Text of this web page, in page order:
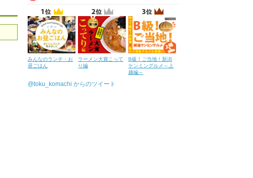
みんなのランチ・お
昼ごはん
ラーメン大賞こって
り編
B級！ご当地！新潟
ケンミングルメ～上
越編～
@toku_komachi からのツイート